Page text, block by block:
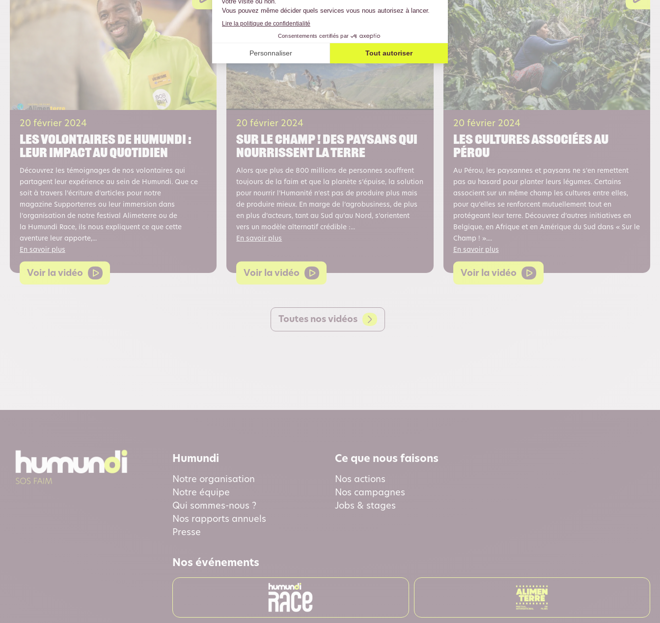
20 février 2024
Les volontaires de Humundi :
Leur impact au quotidien
Découvrez les témoignages de nos volontaires qui
partagent leur expérience au sein de Humundi. Que ce
soit à travers l’écriture d’articles pour notre
magazine Supporterres ou leur immersion dans
l’organisation de notre festival Alimeterre ou de
la Humundi Race, ils nous expliquent ce que cette
aventure leur apporte,...
En savoir plus
Voir la vidéo
20 février 2024
Sur le champ ! Des paysans qui
nourrissent la terre
Alors que plus de 800 millions de personnes souffrent
toujours de la faim et que la planète s’épuise, la solution
pour nourrir l’Humanité n’est pas de produire plus mais
de produire mieux. En marge de l’agrobusiness, de plus
en plus d’acteurs, tant au Sud qu’au Nord, s’orientent
vers un modèle alternatif crédible :...
En savoir plus
Voir la vidéo
20 février 2024
Les cultures Associées au
Pérou
Au Pérou, les paysannes et paysans ne s’en remettent
pas au hasard pour planter leurs légumes. Certains
associent sur un même champ les cultures entre elles,
pour qu’elles se renforcent mutuellement tout en
protégeant leur terre. Découvrez d’autres initiatives en
Belgique, en Afrique et en Amérique du Sud dans « Sur le
Champ ! »....
En savoir plus
Voir la vidéo
Toutes nos vidéos
Humundi
Notre organisation
Notre équipe
Qui sommes-nous ?
Nos rapports annuels
Presse
Ce que nous faisons
Nos actions
Nos campagnes
Jobs & stages
Nos événements